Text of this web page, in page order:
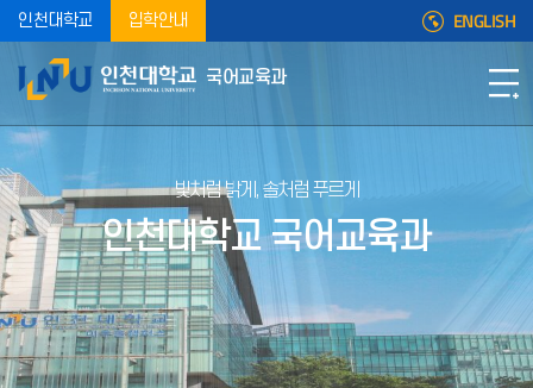
인천대학교 입학안내 ENGLISH
국어교육과
빛처럼 밝게, 솔처럼 푸르게
인천대학교 국어교육과